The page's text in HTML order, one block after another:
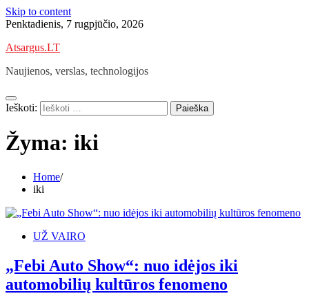
Skip to content
Penktadienis, 7 rugpjūčio, 2026
Atsargus.LT
Naujienos, verslas, technologijos
Ieškoti:
Žyma: iki
Home
iki
UŽ VAIRO
„Febi Auto Show“: nuo idėjos iki
automobilių kultūros fenomeno